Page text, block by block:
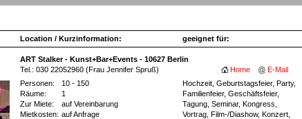
Location / Kurzinformation: geeignet für:
ART Stalker - Kunst+Bar+Events - 10627 Berlin
Tel.: 030 22052960 (Frau Jennifer Spruß)
Home E-Mail
Personen:
10 - 150
Räume:
1
Zur Miete:
auf Vereinbarung
Mietkosten: auf Anfrage
Hochzeit, Geburtstagsfeier, Party,
Familienfeier, Geschäftsfeier,
Tagung, Seminar, Kongress,
Vortrag, Film-/Diashow, Konzert,